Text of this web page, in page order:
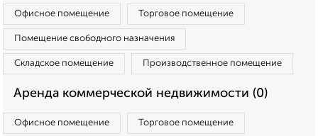
Офисное помещение Торговое помещение
Помещение свободного назначения
Складское помещение Производственное помещение
Аренда коммерческой недвижимости (0)
Офисное помещение Торговое помещение